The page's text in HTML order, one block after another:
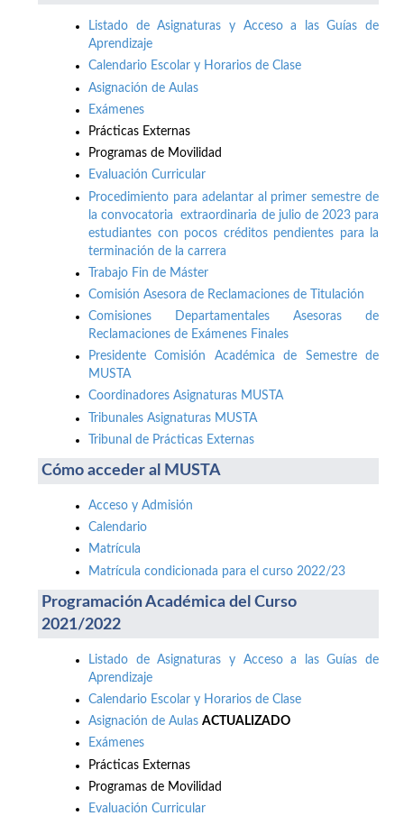
Listado de Asignaturas y Acceso a las Guías de
Aprendizaje
Calendario Escolar y Horarios de Clase
Asignación de Aulas
Exámenes
Prácticas Externas
Programas de Movilidad
Evaluación Curricular
Procedimiento para adelantar al primer semestre de
la convocatoria extraordinaria de julio de 2023 para
estudiantes con pocos créditos pendientes para la
terminación de la carrera
Trabajo Fin de Máster
Comisión Asesora de Reclamaciones de Titulación
Comisiones Departamentales Asesoras de
Reclamaciones de Exámenes Finales
Presidente Comisión Académica de Semestre de
MUSTA
Coordinadores Asignaturas MUSTA
Tribunales Asignaturas MUSTA
Tribunal de Prácticas Externas
Cómo acceder al MUSTA
Acceso y Admisión
Calendario
Matrícula
Matrícula condicionada para el curso 2022/23
Programación Académica del Curso
2021/2022
Listado de Asignaturas y Acceso a las Guías de
Aprendizaje
Calendario Escolar y Horarios de Clase
Asignación de Aulas ACTUALIZADO
Exámenes
Prácticas Externas
Programas de Movilidad
Evaluación Curricular